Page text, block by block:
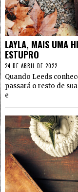
LAYLA, MAIS UMA
ESTUPRO
24 DE ABRIL DE 2022
Quando Leeds
passará o resto de
e